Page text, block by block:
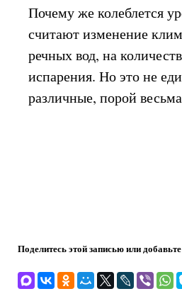
Почему же колеблется
считают изменение
речных вод, на
испарения. Но это не
различные, порой
Поделитесь этой записью или